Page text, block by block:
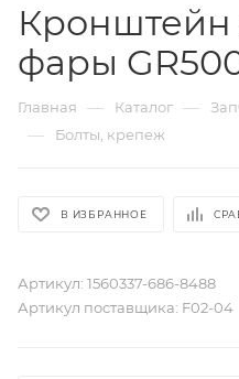
Кронштейн
фары
Главная — Каталог —
— Болты, крепеж
В ИЗБРАННОЕ
Артикул: 1560337-686-8488
Артикул поставщика: F02-04